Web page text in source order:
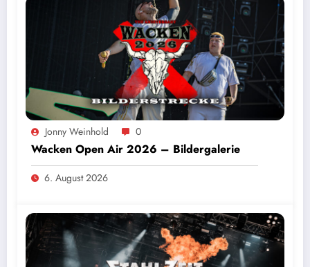
Jonny Weinhold 0
Wacken Open Air 2026 – Bildergalerie
6. August 2026